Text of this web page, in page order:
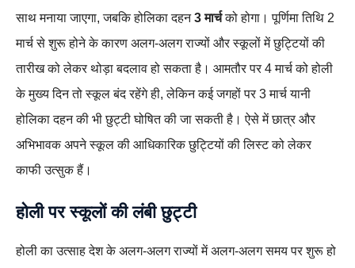
साथ मनाया जाएगा, जबकि होलिका दहन3 मार्चको होगा। पूर्णिमा तिथि 2
मार्च से शुरू होने के कारण अलग-अलग राज्यों और स्कूलों में छुट्टियों की
तारीख को लेकर थोड़ा बदलाव हो सकता है। आमतौर पर 4 मार्च को होली
के मुख्य दिन तो स्कूल बंद रहेंगे ही, लेकिन कई जगहों पर 3 मार्च यानी
होलिका दहन की भी छुट्टी घोषित की जा सकती है। ऐसे में छात्र और
अभिभावक अपने स्कूल की आधिकारिक छुट्टियों की लिस्ट को लेकर
काफी उत्सुक हैं।
होली पर स्कूलों की लंबी छुट्टी
होली का उत्साह देश के अलग-अलग राज्यों में अलग-अलग समय पर शुरू हो